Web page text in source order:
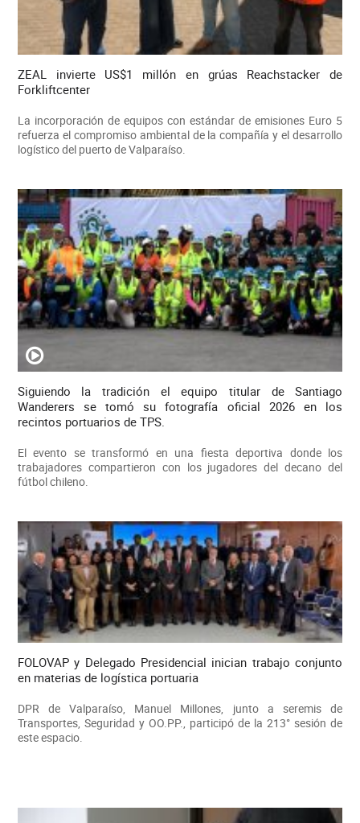
ZEAL invierte US$1 millón en grúas Reachstacker de
Forkliftcenter
La incorporación de equipos con estándar de emisiones Euro 5
refuerza el compromiso ambiental de la compañía y el desarrollo
logístico del puerto de Valparaíso.
Siguiendo la tradición el equipo titular de Santiago
Wanderers se tomó su fotografía oficial 2026 en los
recintos portuarios de TPS.
El evento se transformó en una fiesta deportiva donde los
trabajadores compartieron con los jugadores del decano del
fútbol chileno.
FOLOVAP y Delegado Presidencial inician trabajo conjunto
en materias de logística portuaria
DPR de Valparaíso, Manuel Millones, junto a seremis de
Transportes, Seguridad y OO.PP., participó de la 213° sesión de
este espacio.